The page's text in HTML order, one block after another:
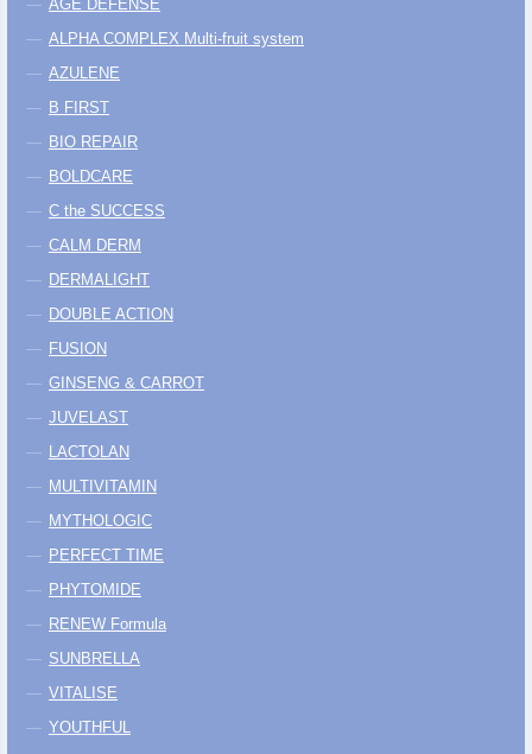
AGE DEFENSE
ALPHA COMPLEX Multi-fruit system
AZULENE
B FIRST
BIO REPAIR
BOLDCARE
C the SUCCESS
CALM DERM
DERMALIGHT
DOUBLE ACTION
FUSION
GINSENG & CARROT
JUVELAST
LACTOLAN
MULTIVITAMIN
MYTHOLOGIC
PERFECT TIME
PHYTOMIDE
RENEW Formula
SUNBRELLA
VITALISE
YOUTHFUL